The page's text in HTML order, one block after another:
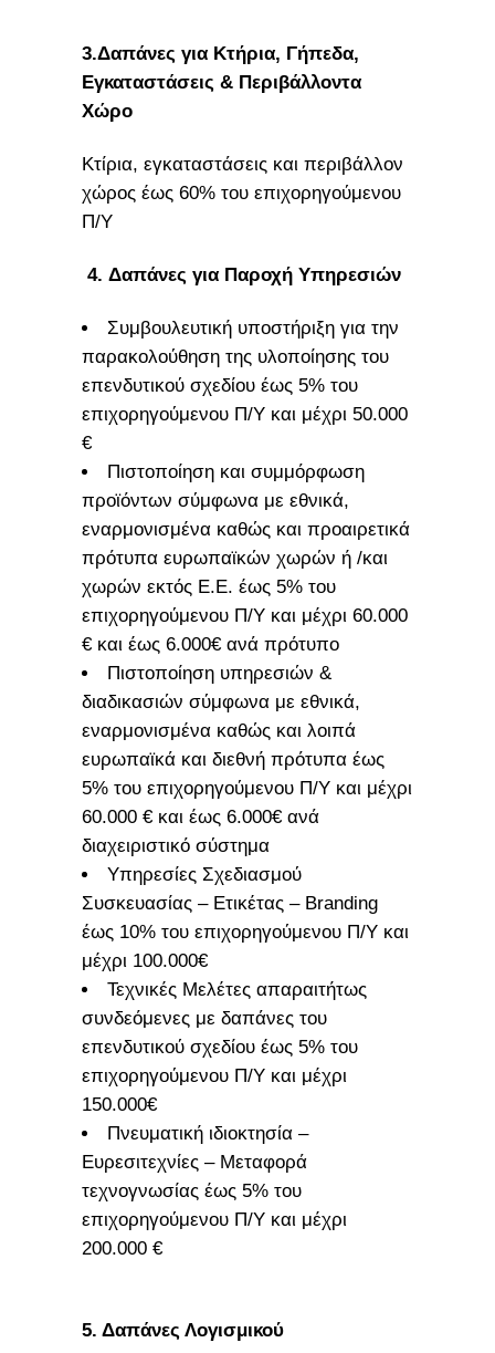
3.Δαπάνες για Κτήρια, Γήπεδα,
Εγκαταστάσεις & Περιβάλλοντα
Χώρο
Κτίρια, εγκαταστάσεις και περιβάλλον
χώρος έως 60% του επιχορηγούμενου
Π/Υ
4. Δαπάνες για Παροχή Υπηρεσιών
Συμβουλευτική υποστήριξη για την
παρακολούθηση της υλοποίησης του
επενδυτικού σχεδίου έως 5% του
επιχορηγούμενου Π/Υ και μέχρι 50.000
€
Πιστοποίηση και συμμόρφωση
προϊόντων σύμφωνα με εθνικά,
εναρμονισμένα καθώς και προαιρετικά
πρότυπα ευρωπαϊκών χωρών ή /και
χωρών εκτός Ε.Ε. έως 5% του
επιχορηγούμενου Π/Υ και μέχρι 60.000
€ και έως 6.000€ ανά πρότυπο
Πιστοποίηση υπηρεσιών &
διαδικασιών σύμφωνα με εθνικά,
εναρμονισμένα καθώς και λοιπά
ευρωπαϊκά και διεθνή πρότυπα έως
5% του επιχορηγούμενου Π/Υ και μέχρι
60.000 € και έως 6.000€ ανά
διαχειριστικό σύστημα
Υπηρεσίες Σχεδιασμού
Συσκευασίας – Ετικέτας – Branding
έως 10% του επιχορηγούμενου Π/Υ και
μέχρι 100.000€
Τεχνικές Μελέτες απαραιτήτως
συνδεόμενες με δαπάνες του
επενδυτικού σχεδίου έως 5% του
επιχορηγούμενου Π/Υ και μέχρι
150.000€
Πνευματική ιδιοκτησία –
Ευρεσιτεχνίες – Μεταφορά
τεχνογνωσίας έως 5% του
επιχορηγούμενου Π/Υ και μέχρι
200.000 €
5. Δαπάνες Λογισμικού